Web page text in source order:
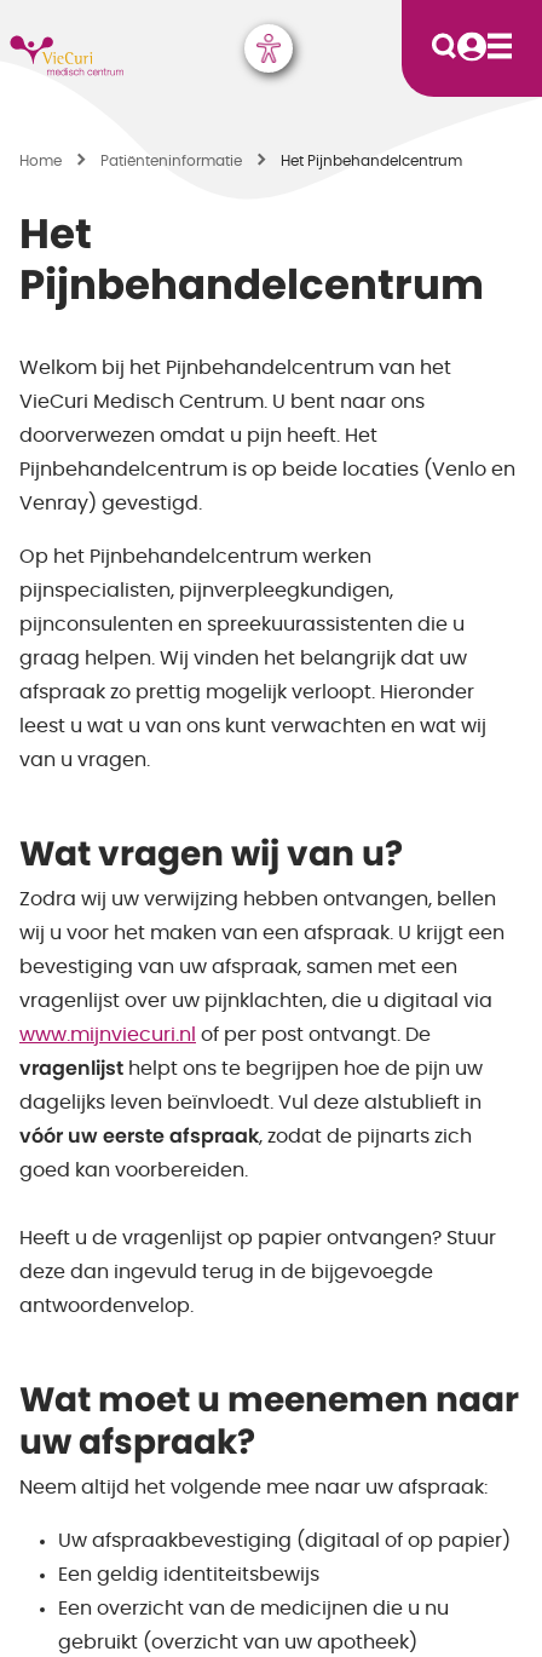
Home Patiënten­informatie Het Pijnbehandelcentrum
Het
Pijnbehandelcentrum
Welkom bij het Pijnbehandelcentrum van het
VieCuri Medisch Centrum. U bent naar ons
doorverwezen omdat u pijn heeft. Het
Pijnbehandelcentrum is op beide locaties (Venlo en
Venray) gevestigd.
Op het Pijnbehandelcentrum werken
pijnspecialisten, pijnverpleegkundigen,
pijnconsulenten en spreekuurassistenten die u
graag helpen. Wij vinden het belangrijk dat uw
afspraak zo prettig mogelijk verloopt. Hieronder
leest u wat u van ons kunt verwachten en wat wij
van u vragen.
Wat vragen wij van u?
Zodra wij uw verwijzing hebben ontvangen, bellen
wij u voor het maken van een afspraak. U krijgt een
bevestiging van uw afspraak, samen met een
vragenlijst over uw pijnklachten, die u digitaal via
www.mijnviecuri.nl of per post ontvangt. De
vragenlijst helpt ons te begrijpen hoe de pijn uw
dagelijks leven beïnvloedt. Vul deze alstublieft in
vóór uw eerste afspraak, zodat de pijnarts zich
goed kan voorbereiden.
Heeft u de vragenlijst op papier ontvangen? Stuur
deze dan ingevuld terug in de bijgevoegde
antwoordenvelop.
Wat moet u meenemen naar
uw afspraak?
Neem altijd het volgende mee naar uw afspraak:
Uw afspraakbevestiging (digitaal of op papier)
Een geldig identiteitsbewijs
Een overzicht van de medicijnen die u nu
gebruikt (overzicht van uw apotheek)